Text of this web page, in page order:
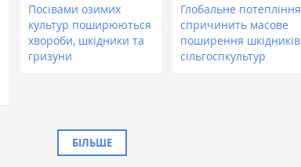
Посівами озимих
культур поширюються
хвороби, шкідники та
гризуни
Глобальне потепління
спричинить масове
поширення шкідників
сільгоспкультур
БІЛЬШЕ